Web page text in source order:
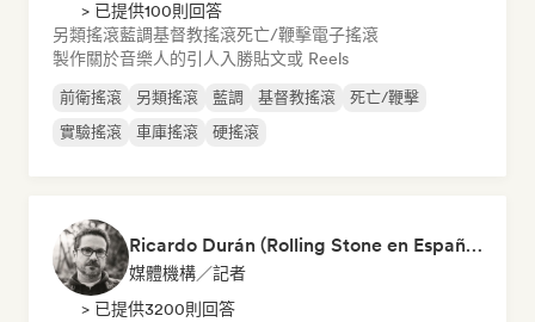
> 已提供100則回答
另類搖滾藍調基督教搖滾死亡/鞭擊電子搖滾
製作關於音樂人的引人入勝貼文或 Reels
前衛搖滾 另類搖滾 藍調 基督教搖滾
死亡/鞭擊
實驗搖滾
車庫搖滾 硬搖滾
Ricardo Durán (Rolling Stone en Español-Editor-in-chief)
媒體機構／記者
> 已提供3200則回答